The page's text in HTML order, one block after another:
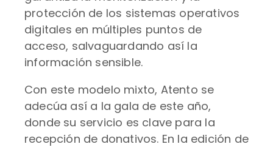
protección de los sistemas operativos
digitales en múltiples puntos de
acceso, salvaguardando así la
información sensible.
Con este modelo mixto, Atento se
adecúa así a la gala de este año,
donde su servicio es clave para la
recepción de donativos. En la edición de